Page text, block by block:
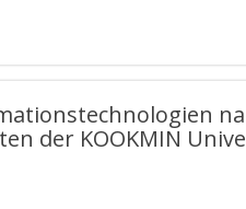
der KOOKMIN